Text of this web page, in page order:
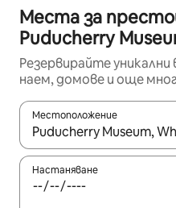
Места за
Puducherry
Резервирайте
наем, домове и още
Местоположение
Когато резултатите се
Настаняване